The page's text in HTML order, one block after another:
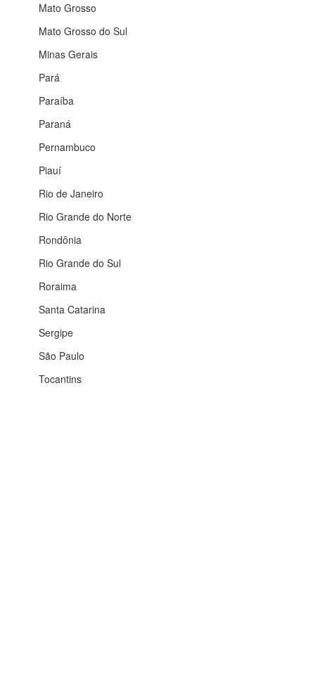
Mato Grosso
Mato Grosso do Sul
Minas Gerais
Pará
Paraíba
Paraná
Pernambuco
Piauí
Rio de Janeiro
Rio Grande do Norte
Rondônia
Rio Grande do Sul
Roraima
Santa Catarina
Sergipe
São Paulo
Tocantins